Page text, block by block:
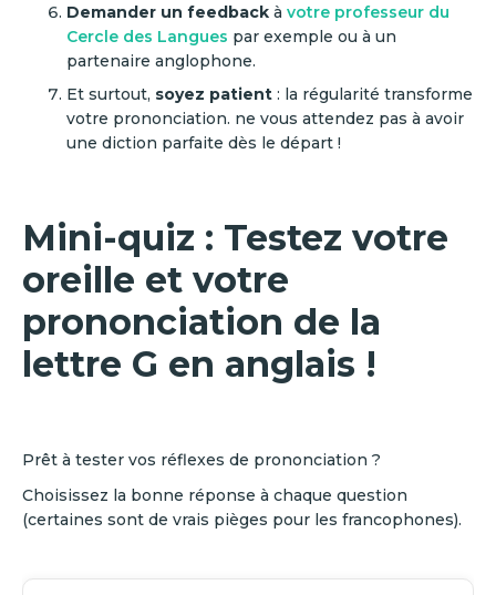
Demander un feedback à votre professeur du
Cercle des Langues par exemple ou à un
partenaire anglophone.
Et surtout, soyez patient : la régularité transforme
votre prononciation. ne vous attendez pas à avoir
une diction parfaite dès le départ !
Mini-quiz : Testez votre
oreille et votre
prononciation de la
lettre G en anglais !
Prêt à tester vos réflexes de prononciation ?
Choisissez la bonne réponse à chaque question
(certaines sont de vrais pièges pour les francophones).